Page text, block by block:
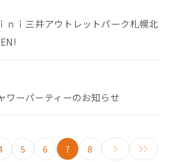
ｎｉ三井アウトレットパーク札幌北
ワーパーティーのお知らせ
5 6 7 8